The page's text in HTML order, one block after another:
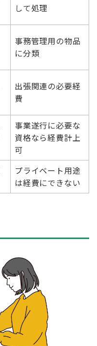
して処理
事務管理用の物品
に分類
出張関連の必要経
費
事業遂行に必要な
資格なら経費計上
可
プライベート用途
は経費にできない